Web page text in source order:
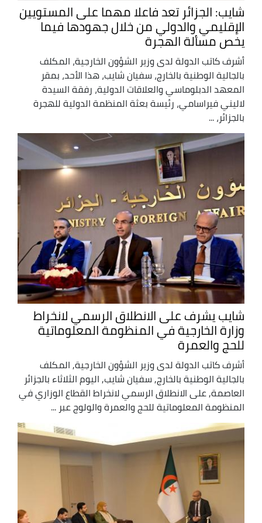
شايب: الجزائر تعد فاعلا مهما على المستويين
الإقليمي والدولي من خلال جهودها فيما
يخص مسألة الهجرة
أشرف كاتب الدولة لدى وزير الشؤون الخارجية، المكلف
بالجالية الوطنية بالخارج، سفيان شايب، هذا الأحد، بمقر
المعهد الدبلوماسي والعلاقات الدولية، رفقة السيدة
لاليني فيراسامي، رئيسة بعثة المنظمة الدولية للهجرة
بالجزائر، ...
شايب يشرف على الانطلاق الرسمي لانخراط
وزارة الخارجية في المنظومة المعلوماتية
للحج والعمرة
أشرف كاتب الدولة لدى وزير الشؤون الخارجية, المكلف
بالجالية الوطنية بالخارج, سفيان شايب, اليوم الثلاثاء بالجزائر
العاصمة, على الانطلاق الرسمي لانخراط القطاع الوزاري في
المنظومة المعلوماتية للحج والعمرة والولوج عبر ...